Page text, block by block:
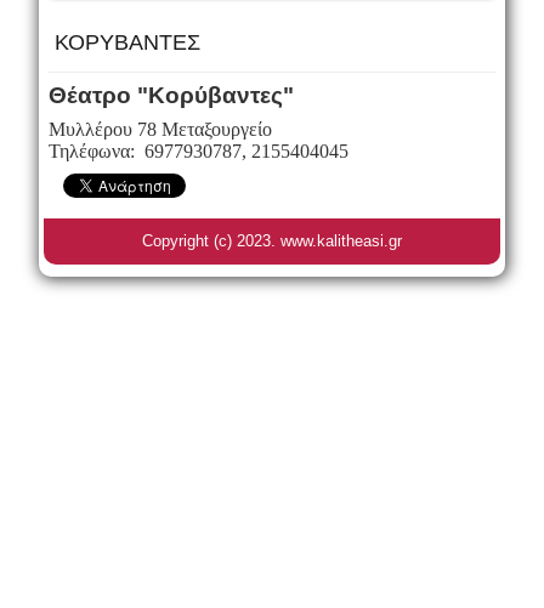
ΚΟΡΥΒΑΝΤΕΣ
Θέατρο "Κορύβαντες"
Μυλλέρου 78 Μεταξουργείο
Τηλέφωνα: 6977930787, 2155404045
Copyright (c) 2023. www.kalitheasi.gr